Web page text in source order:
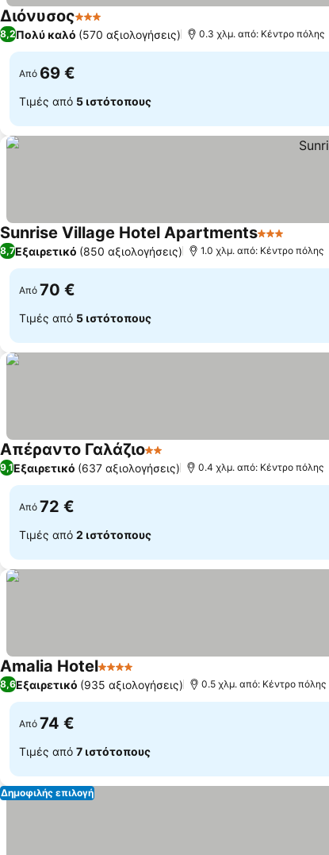
Διόνυσος3 Αστέρια
8,2Πολύ καλό (570 αξιολογήσεις) 0.3 χλμ. από: Κέντρο πόλης
Από 69 €
Τιμές από 5 ιστότοπους
Sunrise Village Hotel Apartments3 Αστέρια
8,7Εξαιρετικό (850 αξιολογήσεις) 1.0 χλμ. από: Κέντρο πόλης
Από 70 €
Τιμές από 5 ιστότοπους
Απέραντο Γαλάζιο2 Αστέρια
9,1Εξαιρετικό (637 αξιολογήσεις) 0.4 χλμ. από: Κέντρο πόλης
Από 72 €
Τιμές από 2 ιστότοπους
Amalia Hotel4 Αστέρια
8,6Εξαιρετικό (935 αξιολογήσεις) 0.5 χλμ. από: Κέντρο πόλης
Από 74 €
Τιμές από 7 ιστότοπους
Δημοφιλής επιλογή